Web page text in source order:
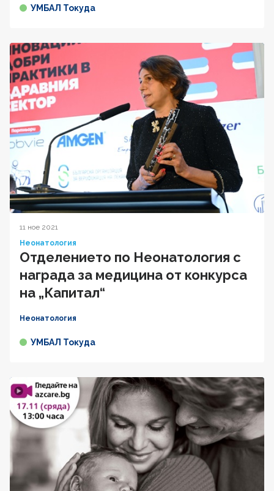
УМБАЛ Токуда
11 ное 2021
Неонатология
Отделението по Неонатология с
награда за медицина от конкурса
на „Капитал“
Неонатология
УМБАЛ Токуда